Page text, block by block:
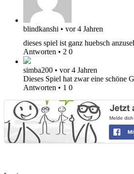
blindkanshi • vor 4 Jahren
dieses spiel ist ganz huebsch
Antworten • 2 0
simba200 • vor 4 Jahren
Dieses Spiel hat zwar eine schöne
Antworten • 1 0